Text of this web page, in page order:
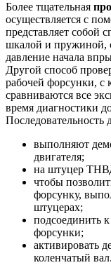
Более тщательная
осуществляется с
представляет собой
шкалой и пружиной,
давление начала
Другой способ
рабочей форсунки, с
сравниваются все
время диагностики
Последовательность
выполняют
двигателя;
на штуцер
чтобы
форсунку,
штуцерах;
подсоединить
форсунки;
активировать
коленчатый вал.